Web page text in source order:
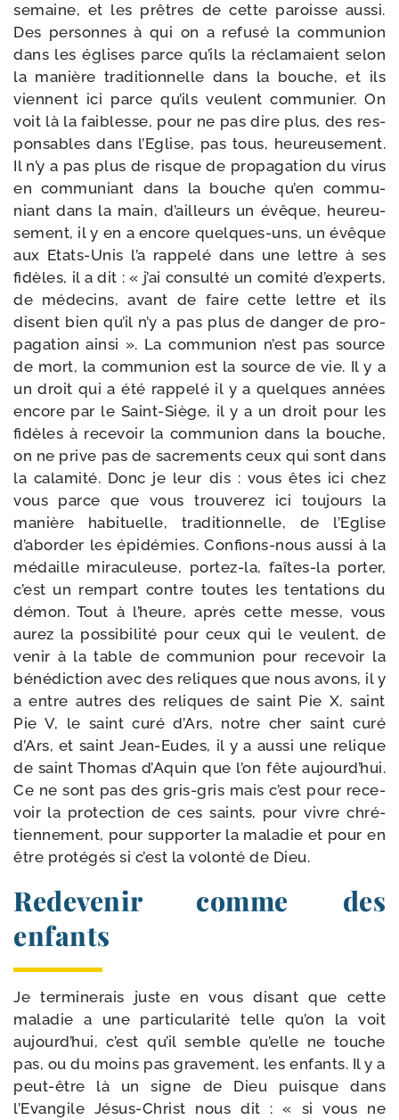
semaine, et les prêtres de cette paroisse aus­si.
Des per­sonnes à qui on a refu­sé la com­mu­nion
dans les églises parce qu’ils la récla­maient selon
la manière tra­di­tion­nelle dans la bouche, et ils
viennent ici parce qu’ils veulent com­mu­nier. On
voit là la fai­blesse, pour ne pas dire plus, des res­
pon­sables dans l’Eglise, pas tous, heu­reu­se­ment.
Il n’y a pas plus de risque de pro­pa­ga­tion du virus
en com­mu­niant dans la bouche qu’en com­mu­
niant dans la main, d’ailleurs un évêque, heu­reu­
se­ment, il y en a encore quelques-​uns, un évêque
aux Etats-​Unis l’a rap­pe­lé dans une lettre à ses
fidèles, il a dit : « j’ai consul­té un comi­té d’experts,
de méde­cins, avant de faire cette lettre et ils
disent bien qu’il n’y a pas plus de dan­ger de pro­
pa­ga­tion ain­si ». La com­mu­nion n’est pas source
de mort, la com­mu­nion est la source de vie. Il y a
un droit qui a été rap­pe­lé il y a quelques années
encore par le Saint-​Siège, il y a un droit pour les
fidèles à rece­voir la com­mu­nion dans la bouche,
on ne prive pas de sacre­ments ceux qui sont dans
la cala­mi­té. Donc je leur dis : vous êtes ici chez
vous parce que vous trou­ve­rez ici tou­jours la
manière habi­tuelle, tra­di­tion­nelle, de l’Eglise
d’aborder les épi­dé­mies. Confions-​nous aus­si à la
médaille mira­cu­leuse, portez-​la, faîtes-​la por­ter,
c’est un rem­part contre toutes les ten­ta­tions du
démon. Tout à l’heure, après cette messe, vous
aurez la pos­si­bi­li­té pour ceux qui le veulent, de
venir à la table de com­mu­nion pour rece­voir la
béné­dic­tion avec des reliques que nous avons, il y
a entre autres des reliques de saint Pie X, saint
Pie V, le saint curé d’Ars, notre cher saint curé
d’Ars, et saint Jean-​Eudes, il y a aus­si une relique
de saint Thomas d’Aquin que l’on fête aujourd’hui.
Ce ne sont pas des gris-​gris mais c’est pour rece­
voir la pro­tec­tion de ces saints, pour vivre chré­
tien­ne­ment, pour sup­por­ter la mala­die et pour en
être pro­té­gés si c’est la volon­té de Dieu.
Redevenir comme des
enfants
Je ter­mi­ne­rais juste en vous disant que cette
mala­die a une par­ti­cu­la­ri­té telle qu’on la voit
aujourd’hui, c’est qu’il semble qu’elle ne touche
pas, ou du moins pas gra­ve­ment, les enfants. Il y a
peut-​être là un signe de Dieu puisque dans
l’Evangile Jésus-​Christ nous dit : « si vous ne